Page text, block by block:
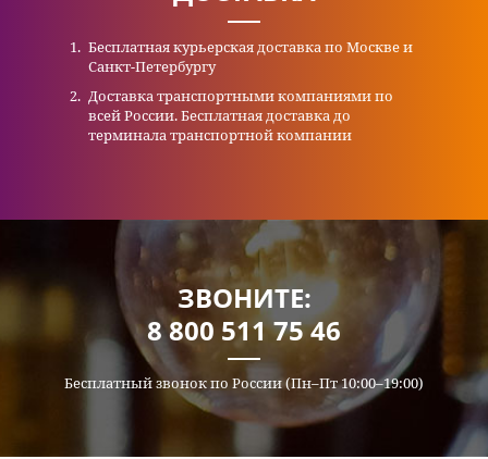
Бесплатная курьерская доставка по Москве и
Санкт-Петербургу
Доставка транспортными компаниями по
всей России. Бесплатная доставка до
терминала транспортной компании
ЗВОНИТЕ:
8 800 511 75 46
Бесплатный звонок по России (Пн–Пт 10:00–19:00)